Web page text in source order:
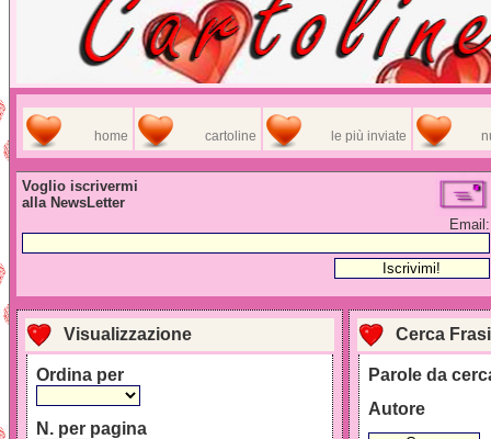
home cartoline le più inviate
Voglio iscrivermi
alla NewsLetter
Email:
Visualizzazione
Ordina per
N. per pagina
Cerca Frasi
Parole da
Autore